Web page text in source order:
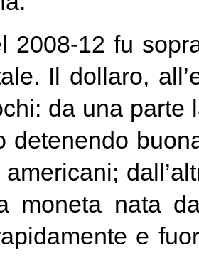
2008-12 fu
Il dollaro,
da una parte
detenendo
moneta nata
e